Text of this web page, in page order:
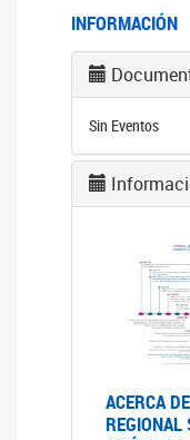
INFORMACIÓN
Sin Eventos
ACERCA
REGIONAL